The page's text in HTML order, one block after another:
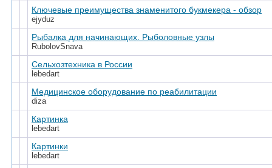
Ключевые преимущества знаменитого букмекера - обзор
ejyduz
Рыбалка для начинающих. Рыболовные узлы
RubolovSnava
Сельхозтехника в России
lebedart
Медицинское оборудование по реабилитации
diza
Картинка
lebedart
Картинки
lebedart